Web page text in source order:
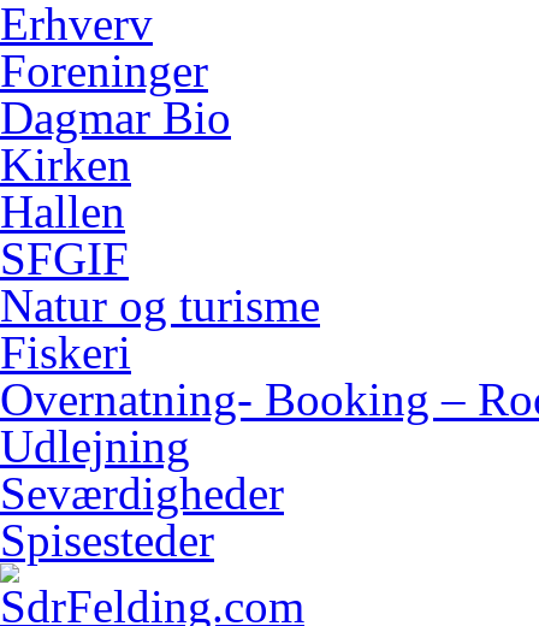
Erhverv
Foreninger
Dagmar Bio
Kirken
Hallen
SFGIF
Natur og turisme
Fiskeri
Overnatning- Booking –
Udlejning
Seværdigheder
Spisesteder